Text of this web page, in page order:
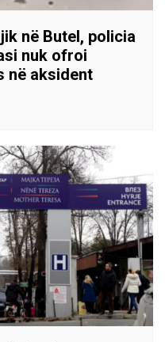
në Butel, policia
nuk ofroi
në aksident